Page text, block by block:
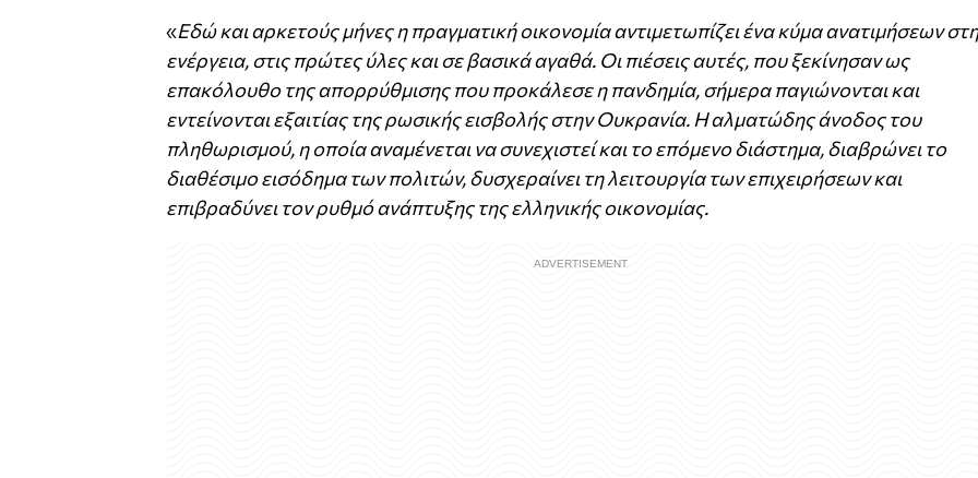
«Εδώ και αρκετούς μήνες η πραγματική οικονομία αντιμετωπίζει ένα κύμα ανατιμήσεων
ενέργεια, στις πρώτες ύλες και σε βασικά αγαθά. Οι πιέσεις αυτές, που ξεκίνησαν ως
επακόλουθο της απορρύθμισης που προκάλεσε η πανδημία, σήμερα παγιώνονται και
εντείνονται εξαιτίας της ρωσικής εισβολής στην Ουκρανία. Η αλματώδης άνοδος του
πληθωρισμού, η οποία αναμένεται να συνεχιστεί και το επόμενο διάστημα, διαβρώνει το
διαθέσιμο εισόδημα των πολιτών, δυσχεραίνει τη λειτουργία των επιχειρήσεων και
επιβραδύνει τον ρυθμό ανάπτυξης της ελληνικής οικονομίας.